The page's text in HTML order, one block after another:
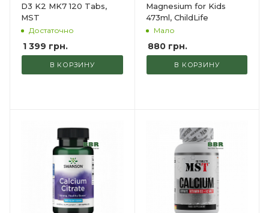
D3 K2 MK7 120 Tabs,
MST
Достаточно
1 399 грн.
В КОРЗИНУ
Magnesium for Kids
473ml, ChildLife
Мало
880грн.
В КОРЗИНУ